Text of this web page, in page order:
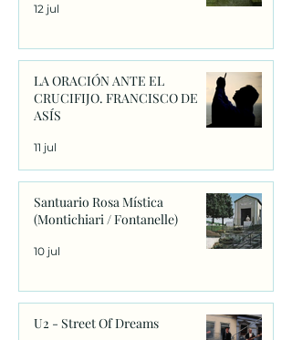
12 jul
LA ORACIÓN ANTE EL
CRUCIFIJO. FRANCISCO DE
ASÍS
11 jul
Santuario Rosa Mística
(Montichiari / Fontanelle)
10 jul
U2 - Street Of Dreams